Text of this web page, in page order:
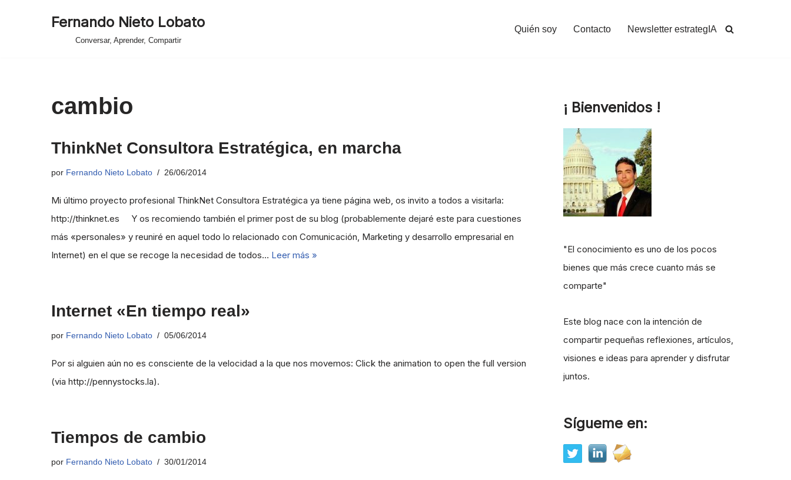
Fernando Nieto Lobato
Conversar, Aprender, Compartir
Quién soy Contacto Newsletter estrategIA
cambio
ThinkNet Consultora Estratégica, en marcha
por Fernando Nieto Lobato 26/06/2014
Mi último proyecto profesional ThinkNet Consultora Estratégica ya tiene página web, os invito a todos a visitarla:
http://thinknet.es Y os recomiendo también el primer post de su blog (probablemente dejaré este para cuestiones
más «personales» y reuniré en aquel todo lo relacionado con Comunicación, Marketing y desarrollo empresarial en
Internet) en el que se recoge la necesidad de todos… Leer más »
Internet «En tiempo real»
por Fernando Nieto Lobato 05/06/2014
Por si alguien aún no es consciente de la velocidad a la que nos movemos: Click the animation to open the full version
(via http://pennystocks.la).
Tiempos de cambio
por Fernando Nieto Lobato 30/01/2014
¡ Bienvenidos !
"El conocimiento es uno de los pocos
bienes que más crece cuanto más se
comparte"
Este blog nace con la intención de
compartir pequeñas reflexiones, artículos,
visiones e ideas para aprender y disfrutar
juntos.
Sígueme en: